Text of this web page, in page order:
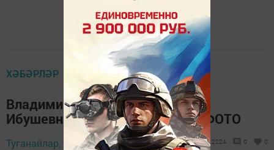
ХӘБӘРЛӘР
Владимир авылында Георгий
Ибушевның иҗат кичәсе узды ФОТО
Туганайлар, 9 ноябрь 2017 - 08:04 2224 0 0